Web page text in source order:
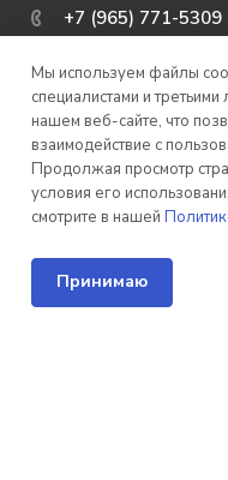
+7 (965) 771-5309
По вопросам
mail@minisklad-
Наб. Обводного
ул. Заневский пост,
© 2026 Минисклад
Мы используем файлы
специалистами и
нашем веб-сайте, что
взаимодействие с
Продолжая просмотр
условия его
смотрите в нашей
Принимаю